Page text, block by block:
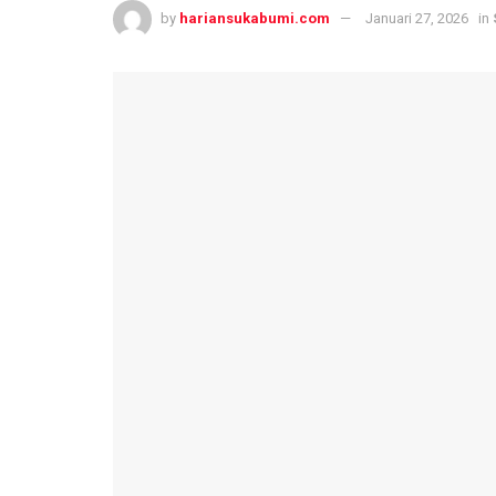
by hariansukabumi.com Januari 27, 2026 in